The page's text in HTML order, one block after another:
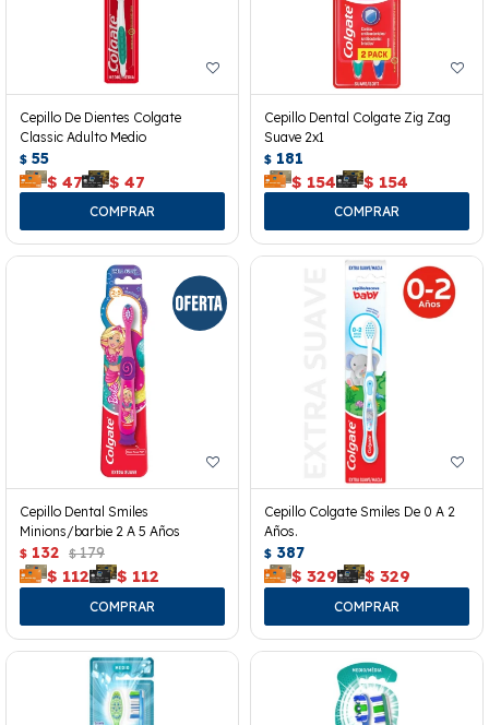
Cepillo De Dientes Colgate
Classic Adulto Medio
$ 55
$ 47 $ 47
Cepillo Dental Colgate Zig Zag
Suave 2x1
$ 181
$ 154 $ 154
Cepillo Dental Smiles
Minions/barbie 2 A 5 Años
$ 132 $ 179
$ 112 $ 112
Cepillo Colgate Smiles De 0 A 2
Años.
$ 387
$ 329 $ 329